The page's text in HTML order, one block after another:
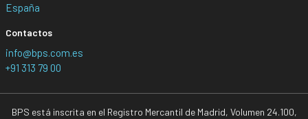
España
Contactos
info@bps.com.es
+91 313 79 00
BPS está inscrita en el Registro Mercantil de Madrid, Volumen 24.100,